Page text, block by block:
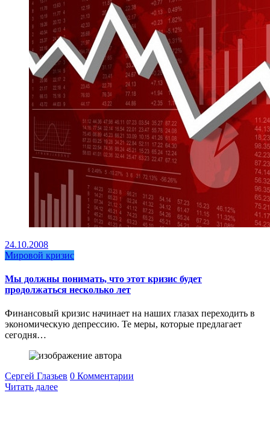
24.10.2008
Мировой кризис
Мы должны понимать, что этот кризис будет
продолжаться несколько лет
Финансовый кризис начинает на наших глазах переходить в
экономическую депрессию. Те меры, которые предлагает
сегодня…
Сергей Глазьев 0 Комментарии
Читать далее